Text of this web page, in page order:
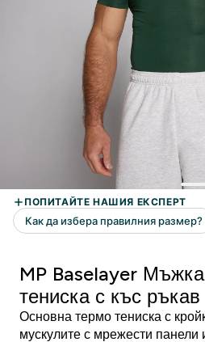
MP Baselayer
тениска с къс ръкав
Основна термо тениска с
мускулите с мрежести панели